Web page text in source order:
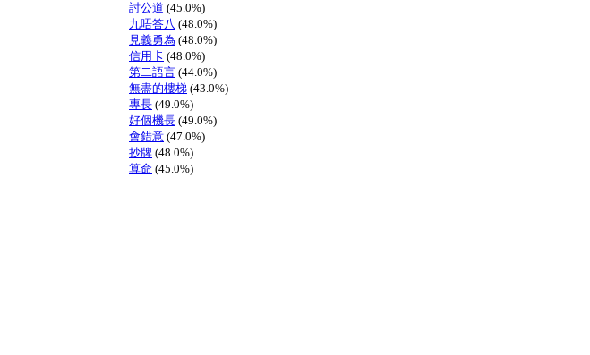
討公道 (45.0%)
九唔答八 (48.0%)
見義勇為 (48.0%)
信用卡 (48.0%)
第二語言 (44.0%)
無盡的樓梯 (43.0%)
專長 (49.0%)
好個機長 (49.0%)
會錯意 (47.0%)
抄牌 (48.0%)
算命 (45.0%)